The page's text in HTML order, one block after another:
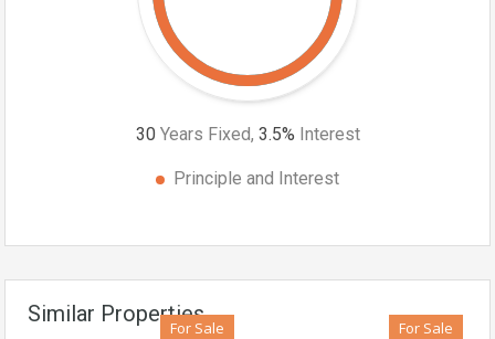
30 Years Fixed, 3.5% Interest
Principle and Interest
Similar Properties
For Sale For Sale